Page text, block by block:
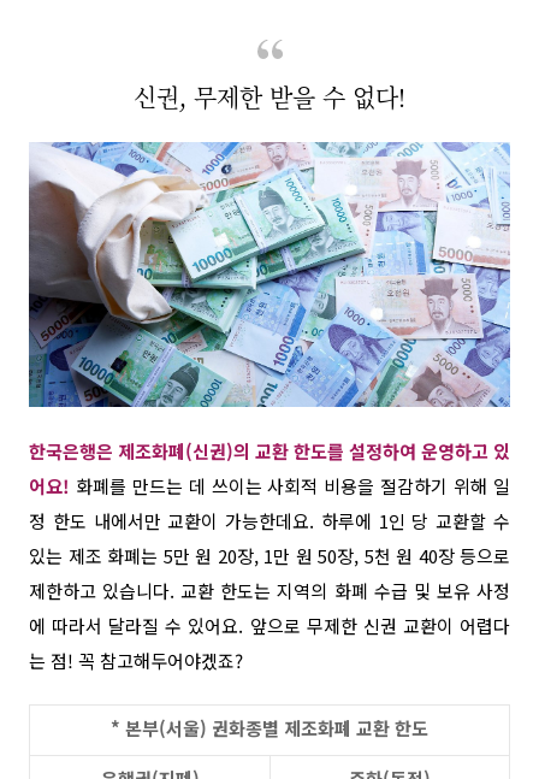
신권, 무제한 받을 수 없다!
한국은행은 제조화폐(신권)의 교환 한도를 설정하여 운영하고 있
어요! 화폐를 만드는 데 쓰이는 사회적 비용을 절감하기 위해 일
정 한도 내에서만 교환이 가능한데요. 하루에 1인 당 교환할 수
있는 제조 화폐는 5만 원 20장, 1만 원 50장, 5천 원 40장 등으로
제한하고 있습니다. 교환 한도는 지역의 화폐 수급 및 보유 사정
에 따라서 달라질 수 있어요. 앞으로 무제한 신권 교환이 어렵다
는 점! 꼭 참고해두어야겠죠?
* 본부(서울) 권화종별 제조화폐 교환 한도